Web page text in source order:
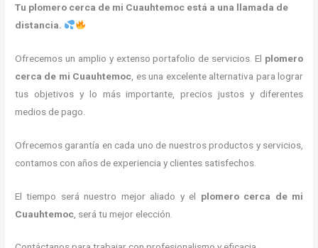
Tu plomero cerca de mi Cuauhtemoc está a una llamada de
distancia.
Ofrecemos un amplio y extenso portafolio de servicios. El plomero
cerca de mi Cuauhtemoc , es una excelente alternativa para lograr
tus objetivos y lo más importante, precios justos y diferentes
medios de pago.
Ofrecemos garantía en cada uno de nuestros productos y servicios,
contamos con años de experiencia y clientes satisfechos.
El tiempo será nuestro mejor aliado y el plomero cerca de mi
Cuauhtemoc , será tu mejor elección.